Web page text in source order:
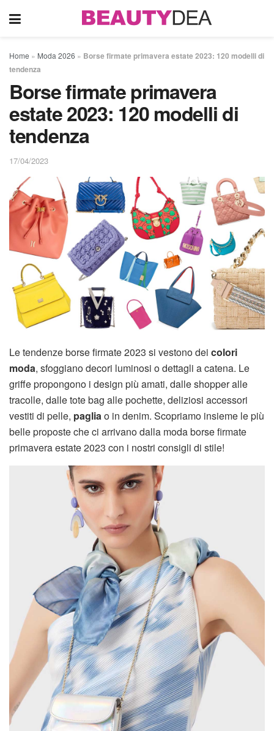
Home » Moda 2026 » Borse firmate primavera estate 2023: 120 modelli di
tendenza
Borse firmate primavera
estate 2023: 120 modelli di
tendenza
17/04/2023
Le tendenze borse firmate 2023 si vestono dei colori
moda, sfoggiano decori luminosi o dettagli a catena. Le
griffe propongono i design più amati, dalle shopper alle
tracolle, dalle tote bag alle pochette, deliziosi accessori
vestiti di pelle, paglia o in denim. Scopriamo insieme le più
belle proposte che ci arrivano dalla moda borse firmate
primavera estate 2023 con i nostri consigli di stile!